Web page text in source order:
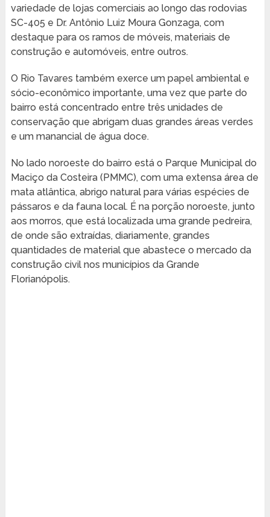
variedade de lojas comerciais ao longo das rodovias
SC-405 e Dr. Antônio Luiz Moura Gonzaga, com
destaque para os ramos de móveis, materiais de
construção e automóveis, entre outros.
O Rio Tavares também exerce um papel ambiental e
sócio-econômico importante, uma vez que parte do
bairro está concentrado entre três unidades de
conservação que abrigam duas grandes áreas verdes
e um manancial de água doce.
No lado noroeste do bairro está o Parque Municipal do
Maciço da Costeira (PMMC), com uma extensa área de
mata atlântica, abrigo natural para várias espécies de
pássaros e da fauna local. É na porção noroeste, junto
aos morros, que está localizada uma grande pedreira,
de onde são extraídas, diariamente, grandes
quantidades de material que abastece o mercado da
construção civil nos municípios da Grande
Florianópolis.